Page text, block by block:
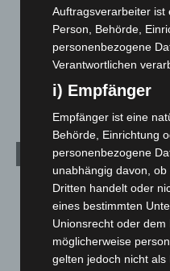
Menschen
Veranstaltungen
Archiv
August 2026(10)
Juli 2026(73)
Juni 2026(139)
Mai 2026(99)
Auftragsverarbeiter ist
Person, Behörde,
personenbezogene
Verantwortlichen
i) Empfänger
Empfänger ist eine
Behörde, Einrichtung
personenbezogene
unabhängig davon,
Dritten handelt oder
eines bestimmten
Unionsrecht oder
möglicherweise
gelten jedoch nicht als